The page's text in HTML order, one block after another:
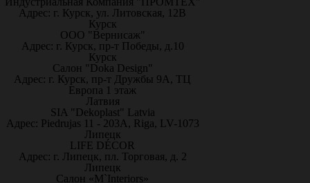
Адрес: г. Курск, ул. Литовская, 12В
Курск
ООО "Вернисаж"
Адрес: г. Курск, пр-т Победы, д.10
Курск
Салон "Doka Design"
Адрес: г. Курск, пр-т Дружбы 9А, ТЦ
Европа 1 этаж
Латвия
SIA "Dekoplast" Latvia
Адрес: Piedrujas 11 - 203A, Riga, LV-1073
Липецк
LIFE DÉCOR
Адрес: г. Липецк, пл. Торговая, д. 2
Липецк
Салон «M`Interiors»